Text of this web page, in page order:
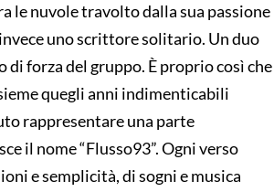
le nuvole travolto dalla sua passione
uno scrittore solitario. Un duo
forza del gruppo. È proprio così che
quegli anni indimenticabili
rappresentare una parte
il nome “Flusso93”. Ogni verso
e semplicità, di sogni e musica